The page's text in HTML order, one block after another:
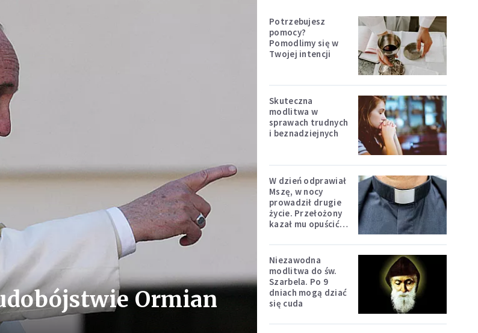
Ormian
Potrzebujesz
pomocy?
Pomodlimy się w
Twojej intencji
Skuteczna
modlitwa w
sprawach trudnych
i beznadziejnych
W dzień odprawiał
Mszę, w nocy
prowadził drugie
życie. Przełożony
kazał mu opuścić
Niezawodna
modlitwa do św.
Szarbela. Po 9
dniach mogą dziać
się cuda